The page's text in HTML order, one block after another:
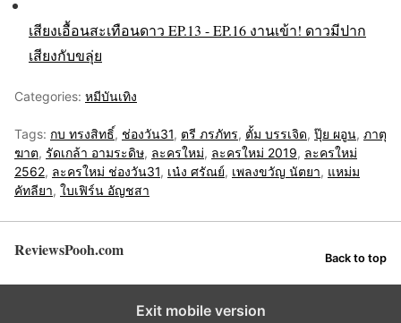
เสียงเอื้อนสะเทือนดาว EP.13 - EP.16 งานเข้า! ดาวมีปาก
เสียงกับขลุ่ย
Categories: หมีบันเทิง
Tags: กบ ทรงสิทธิ์, ช่องวัน31, ตรี ภรภัทร, ตั้ม บรรเจิด, ปุ๊ย ผอูน, ภาตุ
ฆาต, รัดเกล้า อามระดิษ, ละครใหม่, ละครใหม่ 2019, ละครใหม่
2562, ละครใหม่ ช่องวัน31, เน๋ง ศรัณย์, เพลงขวัญ นัตยา, แหม่ม
คัทลียา, ใบเฟิร์น อัญชสา
ReviewsPooh.com Back to top
Exit mobile version